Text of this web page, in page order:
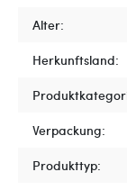
Alter:
Herkunftsland:
Verpackung:
Produkttyp: